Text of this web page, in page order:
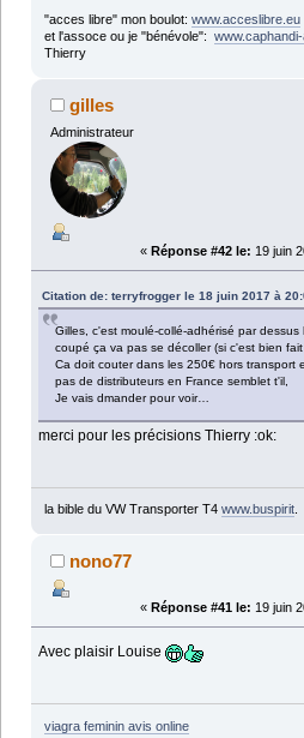
"acces libre" mon boulot: www.acceslibre.eu
et l'assoce ou je "bénévole":
Thierry
gilles
Administrateur
« Réponse #42 le: 19 juin
Citation de: terryfrogger le 18 juin 2017 à
Gilles, c'est moulé-collé-adhérisé par
coupé ça va pas se décoller (si c'est bien
Ca doit couter dans les 250€ hors transport
pas de distributeurs en France semblet t'il,
Je vais dmander pour voir…
merci pour les précisions Thierry :ok:
la bible du VW Transporter T4 www.buspirit.
nono77
« Réponse #41 le: 19 juin
Avec plaisir Louise
viagra feminin avis online